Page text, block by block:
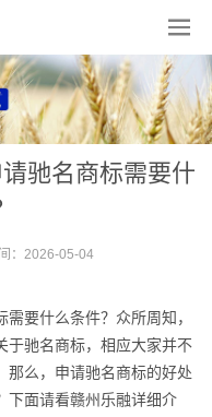
驰名商标需要什
： 2026-05-04
要什么条件？众所周知，
于驰名商标，相应大家并不
那么，申请驰名商标的好处
下面请看赣州乐融详细介